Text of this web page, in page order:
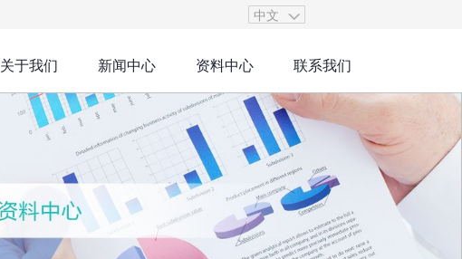
中文
关于我们 新闻中心 资料中心 联系我们